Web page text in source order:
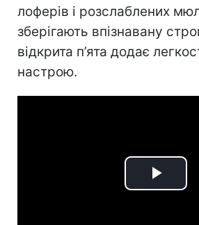
лоферів і розслаблених
зберігають впізнавану
відкрита п’ята додає
настрою.
Play